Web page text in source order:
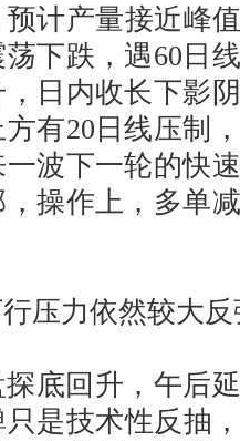
计产量接近峰
下跌，遇60日
日内收长下影
有20日线压制
波下一轮的快
操作上，多单
力依然较大反
底回升，午后
是技术性反抽